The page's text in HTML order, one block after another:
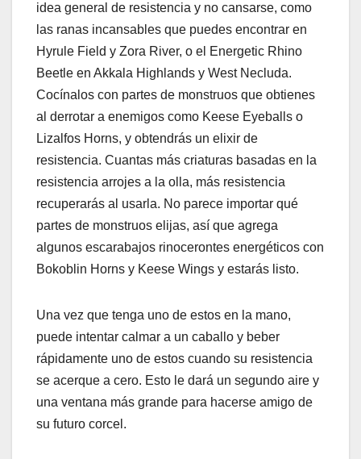
idea general de resistencia y no cansarse, como
las ranas incansables que puedes encontrar en
Hyrule Field y Zora River, o el Energetic Rhino
Beetle en Akkala Highlands y West Necluda.
Cocínalos con partes de monstruos que obtienes
al derrotar a enemigos como Keese Eyeballs o
Lizalfos Horns, y obtendrás un elixir de
resistencia. Cuantas más criaturas basadas en la
resistencia arrojes a la olla, más resistencia
recuperarás al usarla. No parece importar qué
partes de monstruos elijas, así que agrega
algunos escarabajos rinocerontes energéticos con
Bokoblin Horns y Keese Wings y estarás listo.
Una vez que tenga uno de estos en la mano,
puede intentar calmar a un caballo y beber
rápidamente uno de estos cuando su resistencia
se acerque a cero. Esto le dará un segundo aire y
una ventana más grande para hacerse amigo de
su futuro corcel.